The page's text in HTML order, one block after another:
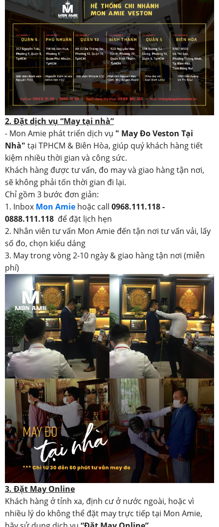
2. Đặt dịch vụ “May tại nhà”
- Mon Amie phát triển dịch vụ " May Đo Veston Tại
Nhà" tại TPHCM & Biên Hòa, giúp quý khách hàng tiết
kiệm nhiều thời gian và công sức.
Khách hàng được tư vấn, đo may và giao hàng tận nơi,
sẽ không phải tốn thời gian đi lại.
Chỉ gồm 3 bước đơn giản:
1. Inbox Mon Amie hoặc call 0968.111.118 -
0888.111.118 để đặt lịch hẹn
2. Nhân viên tư vấn Mon Amie đến tận nơi tư vấn vải, lấy
số đo, chọn kiểu dáng
3. May trong vòng 2-10 ngày & giao hàng tận nơi (miễn
phí)
3. Đặt May Online
Khách hàng ở tỉnh xa, định cư ở nước ngoài, hoặc vì
nhiều lý do không thể đặt may trực tiếp tại Mon Amie,